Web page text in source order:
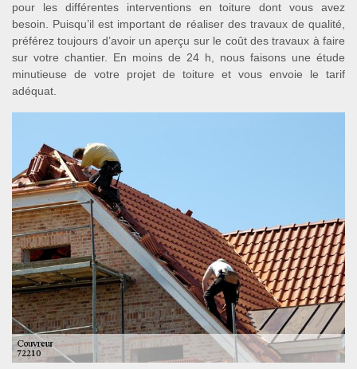
pour les différentes interventions en toiture dont vous avez
besoin. Puisqu’il est important de réaliser des travaux de qualité,
préférez toujours d’avoir un aperçu sur le coût des travaux à faire
sur votre chantier. En moins de 24 h, nous faisons une étude
minutieuse de votre projet de toiture et vous envoie le tarif
adéquat.